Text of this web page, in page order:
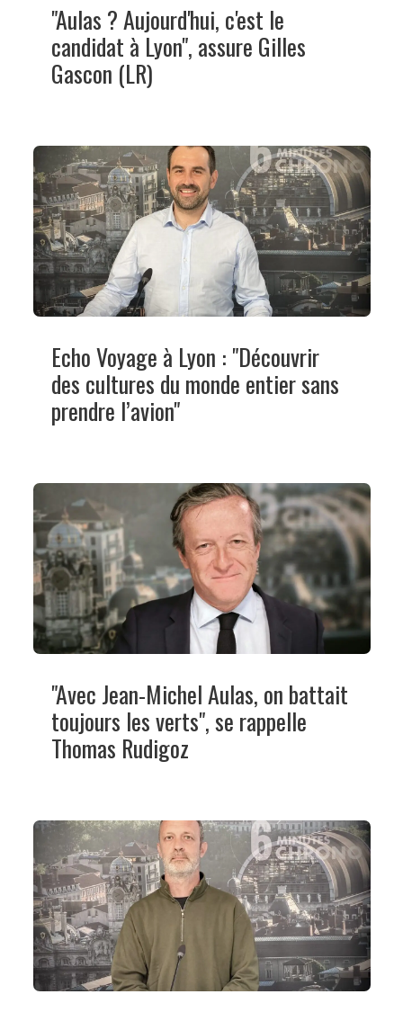
"Aulas ? Aujourd'hui, c'est le
candidat à Lyon", assure Gilles
Gascon (LR)
Echo Voyage à Lyon : "Découvrir
des cultures du monde entier sans
prendre l’avion"
"Avec Jean-Michel Aulas, on battait
toujours les verts", se rappelle
Thomas Rudigoz